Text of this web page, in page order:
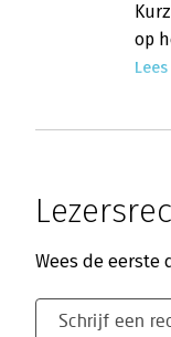
op
Wees de eerste
Schrijf een